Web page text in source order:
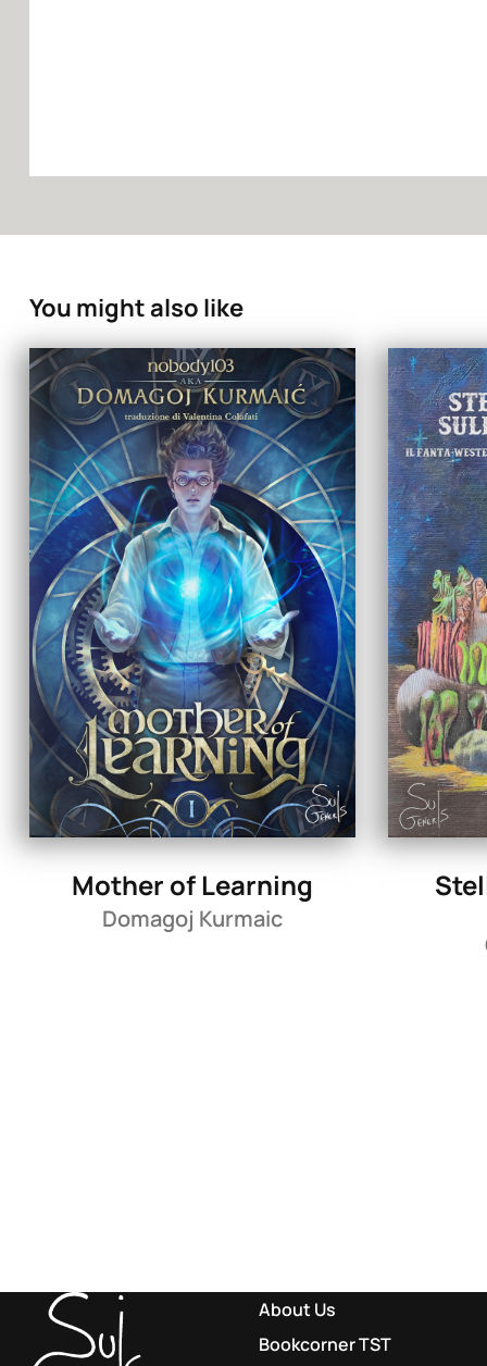
You might also like
Mother of Learning
Domagoj Kurmaic
About Us
Bookcorner TST